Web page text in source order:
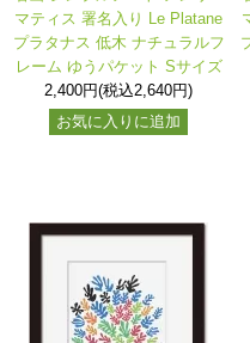
マティス 署名入り Le Platane
プラタナス 低木 ナチュラルフ
レーム ゆうパケット Sサイズ
2,400円(税込2,640円)
お気に入りに追加